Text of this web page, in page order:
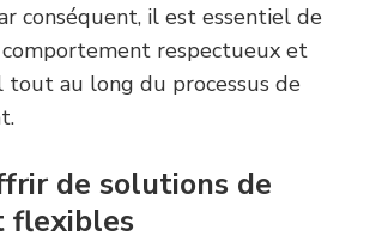
conséquent, il est essentiel de
respectueux et
tout au long du processus de
de solutions de
flexibles